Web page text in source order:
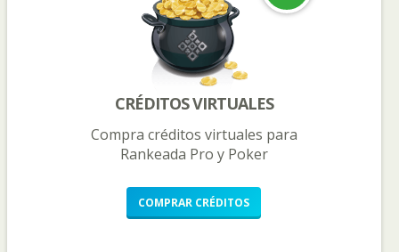
CRÉDITOS VIRTUALES
Compra créditos virtuales para
Rankeada Pro y Poker
COMPRAR CRÉDITOS